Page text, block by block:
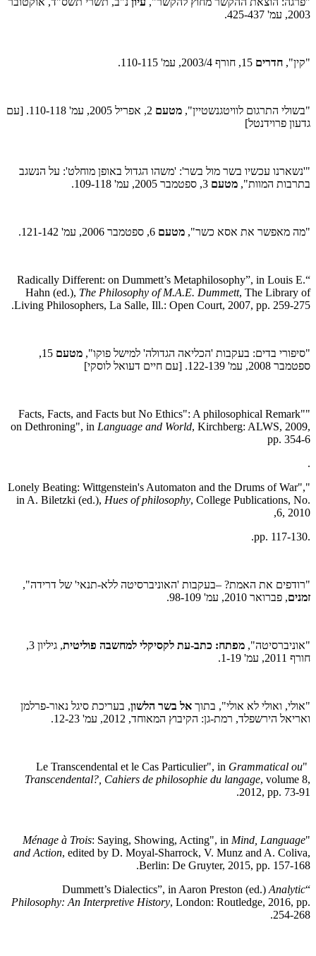
2003, עמ' 425-437.
"קין", חדרים
"בשולי התרגום לוויטגנשטיין", מטעם
2, אפריל 2005, עמ' 110-118. [עם
גדעון פרוידנטל]
"'נשארנו עכשיו בשר מול בשר': 'משהו הגדול באופן מוחלט': על הנשגב
בתרבות המוות", מטעם
"מה מאפשר את אסא כשר", מטעם
“Radically Different: on Dummett’s Metaphilosophy”, in Louis E.
Hahn (ed.), The Philosophy of M.A.E. Dummett, The Library of
Living Philosophers, La Salle, Ill.: Open Court, 2007, pp. 259-275.
"סיפורי בדים: בעקבות 'הכליאה הגדולה' למישל פוקו", מטעם
15,
ספטמבר 2008, עמ' 122-139. [עם חיים דעואל לוסקי]
""Facts, Facts, and Facts but No Ethics": A philosophical Remark
on Dethroning", in Language and World, Kirchberg: ALWS, 2009,
pp. 354-6
.
"Lonely Beating: Wittgenstein's Automaton and the Drums of War",
in A. Biletzki (ed.), Hues of philosophy, College Publications, No.
6, 2010,
.pp. 117-130.
"רודפים את האמת? –בעקבות 'האוניברסיטה ללא-תנאי' של דרידה",
זמנים, פברואר 2010, עמ' 98-109
.
"אוניברסיטה", מפתח: כתב-עת לקסיקלי למחשבה פוליטית
, גיליון 3,
חורף 2011, עמ' 1-19.
"אולי, ואולי לא אולי", בתוך אל בשר הלשון, בעריכת סיגל נאור-פרלמן
ואריאל הירשפלד, רמת-גן: הקיבוץ המאוחד, 2012, עמ' 12-23.
"Le Transcendental et le Cas Particulier", in
Grammatical ou
Transcendental?, Cahiers de philosophie du langage, volume 8,
2012, pp. 73-91.
"
Ménage à Trois: Saying, Showing, Acting", in Mind, Language
and Action, edited by D. Moyal-Sharrock, V. Munz and A. Coliva,
Berlin: De Gruyter, 2015, pp. 157-168.
“Dummett’s Dialectics”, in Aaron Preston (ed.)
Analytic
Philosophy: An Interpretive History, London: Routledge, 2016, pp.
254-268.